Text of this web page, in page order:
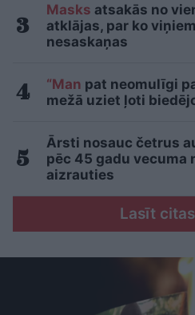
Masks atsakās no
atklājas, par ko
nesaskaņas
“Man pat neomulīgi
mežā uziet ļoti
Ārsti nosauc četrus
pēc 45 gadu vecuma
aizrauties
Lasīt